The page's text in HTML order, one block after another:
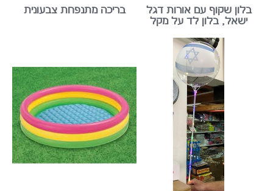
₪15
₪29
שקוף עם אורות דגל
בלון לד על מקל
בריכה מתנפחת צבעונית